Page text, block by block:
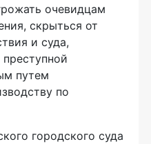
очевидцам
скрыться от
и суда,
путем
по
городского суда